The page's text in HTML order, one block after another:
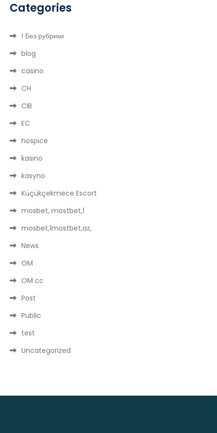
Categories
! Без рубрики
blog
casino
CH
CIB
EC
hospice
kasino
kasyno
Küçükçekmece Escort
mosbet, mostbet,1
mosbet,1mostbet,az,
News
OM
OM cc
Post
Public
test
Uncategorized